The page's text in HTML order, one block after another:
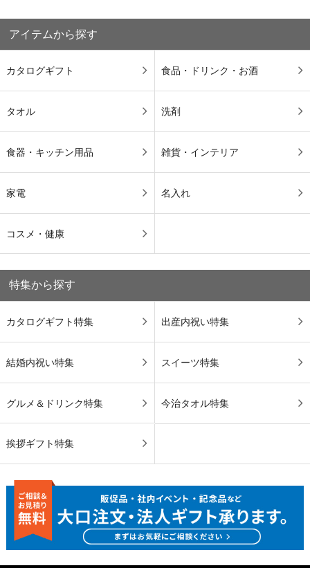
アイテムから探す
カタログギフト 食品・ドリンク・お酒
タオル 洗剤
食器・キッチン用品 雑貨・インテリア
家電 名入れ
コスメ・健康
特集から探す
カタログギフト特集 出産内祝い特集
結婚内祝い特集 スイーツ特集
グルメ＆ドリンク特集 今治タオル特集
挨拶ギフト特集